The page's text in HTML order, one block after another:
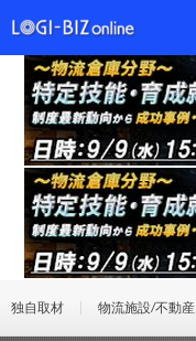
独自取材 物流施設/不動産